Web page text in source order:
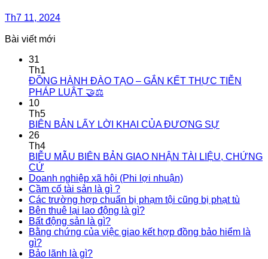
Th7 11, 2024
Bài viết mới
31
Th1
ĐỒNG HÀNH ĐÀO TẠO – GẮN KẾT THỰC TIỄN
PHÁP LUẬT 🤝⚖️
10
Th5
BIÊN BẢN LẤY LỜI KHAI CỦA ĐƯƠNG SỰ
26
Th4
BIỄU MẪU BIÊN BẢN GIAO NHẬN TÀI LIỆU, CHỨNG
CỨ
Doanh nghiệp xã hội (Phi lợi nhuận)
Cầm cố tài sản là gì ?
Các trường hợp chuẩn bị phạm tội cũng bị phạt tù
Bên thuê lại lao động là gì?
Bất động sản là gì?
Bằng chứng của việc giao kết hợp đồng bảo hiểm là
gì?
Bảo lãnh là gì?